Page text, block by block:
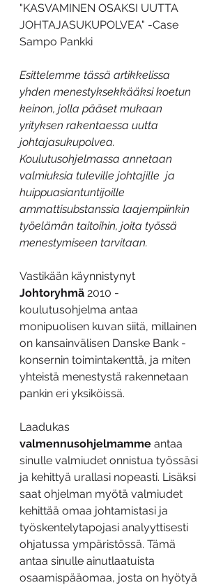
"KASVAMINEN OSAKSI UUTTA
JOHTAJASUKUPOLVEA" -Case
Sampo Pankki
Esittelemme tässä artikkelissa
yhden menestyksekkääksi koetun
keinon, jolla pääset mukaan
yrityksen rakentaessa uutta
johtajasukupolvea.
Koulutusohjelmassa annetaan
valmiuksia tuleville johtajille  ja
huippuasiantuntijoille
ammattisubstanssia laajempiinkin
työelämän taitoihin, joita työssä
menestymiseen tarvitaan.
Vastikään käynnistynyt
Johtoryhmä 2010 -
koulutusohjelma antaa
monipuolisen kuvan siitä, millainen
on kansainvälisen Danske Bank -
konsernin toimintakenttä, ja miten
yhteistä menestystä rakennetaan
pankin eri yksiköissä.
Laadukas
valmennusohjelmamme antaa
sinulle valmiudet onnistua työssäsi
ja kehittyä urallasi nopeasti. Lisäksi
saat ohjelman myötä valmiudet
kehittää omaa johtamistasi ja
työskentelytapojasi analyyttisesti
ohjatussa ympäristössä. Tämä
antaa sinulle ainutlaatuista
osaamispääomaa, josta on hyötyä